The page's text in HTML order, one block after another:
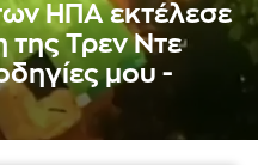
ΗΠΑ εκτέλεσε
της Τρεν Ντε
μου -